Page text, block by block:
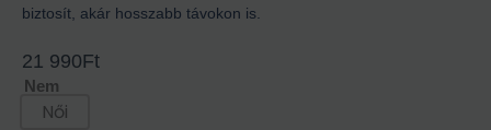
biztosít, akár hosszabb távokon is.
21 990Ft
Nem
Női